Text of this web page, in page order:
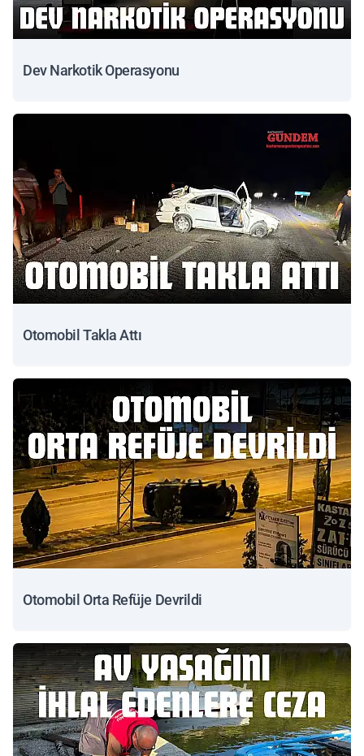
Dev Narkotik Operasyonu
Otomobil Takla Attı
Otomobil Orta Refüje Devrildi